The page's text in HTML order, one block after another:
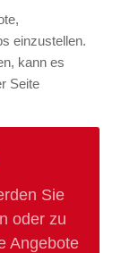
einzustellen.
kann es
Seite
Sie
oder zu
Angebote